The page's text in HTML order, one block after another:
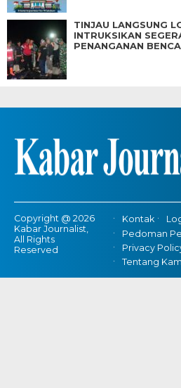
TINJAU LANGSUNG
INTRUKSIKAN
PENANGANAN
Copyright @ 2026
Kabar Journalist,
All Rights
Reserved
Kontak
Pedoman
Privacy
Tentang